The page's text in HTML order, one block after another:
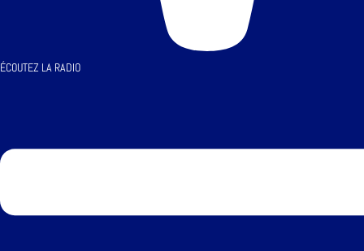
ÉCOUTEZ LA RADIO